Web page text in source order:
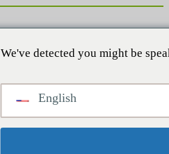
We've detected you might be
English